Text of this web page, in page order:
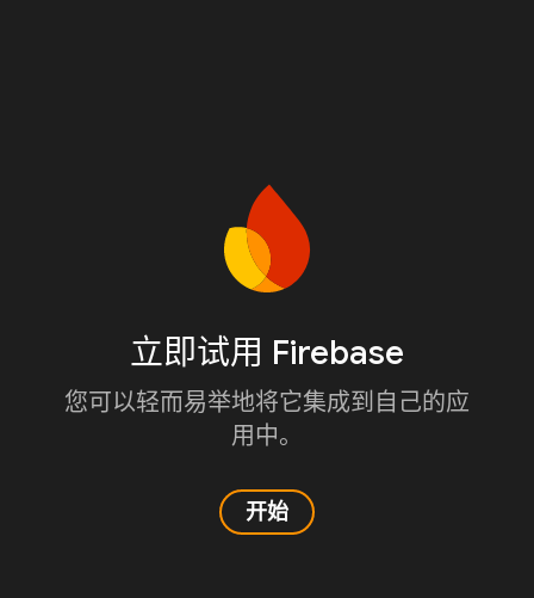
立即试用 Firebase
您可以轻而易举地将它集成到自己的应
用中。
开始